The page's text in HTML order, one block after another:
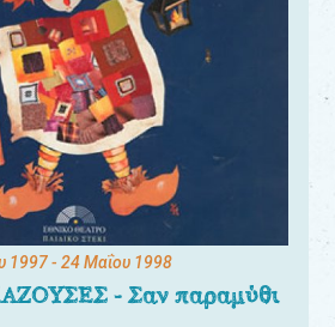
1997- 24 Μαΐου 1998
- Σαν παραμύθι